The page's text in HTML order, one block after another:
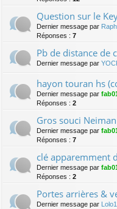
Question sur le
Dernier message par
Réponses : 7
Pb de distance de
Dernier message par
hayon touran hs
Dernier message par
Réponses : 2
Gros souci Neiman
Dernier message par
Réponses : 7
clé apparemment
Dernier message par
Réponses : 2
Portes arrières &
Dernier message par